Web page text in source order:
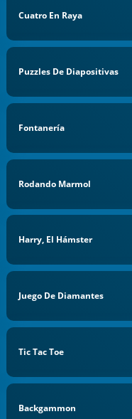
Cuatro En Raya
Puzzles De Diapositivas
Fontanería
Rodando Marmol
Harry, El Hámster
Juego De Diamantes
Tic Tac Toe
Backgammon